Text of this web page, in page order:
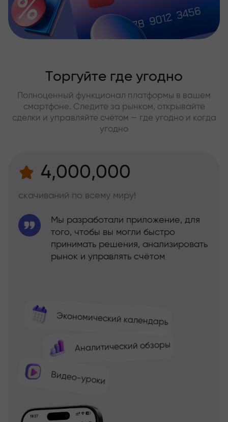
Торгуйте где угодно
Полноценный функционал платформы в вашем
смартфоне. Следите за рынком, открывайте
сделки и управляйте счётом — где угодно и когда
угодно
4,000,000
скачиваний по всему миру!
Экономический календарь
Аналитический обзоры
Видео-уроки
Мы разработали приложение, для
того, чтобы вы могли быстро
принимать решения, анализировать
рынок и управлять счётом